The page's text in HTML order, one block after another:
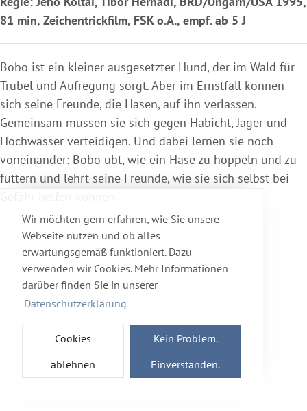
Wir möchten gern erfahren, wie Sie unsere
Webseite nutzen und ob alles
erwartungsgemäß funktioniert. Dazu
verwenden wir Cookies. Mehr Informationen
darüber finden Sie in unserer
Datenschutzerklärung
Cookies
ablehnen
Kein Problem.
Einverstanden.
81 min, Zeichentrickfilm, FSK o.A., empf. ab 5 J
Bobo ist ein kleiner ausgesetzter Hund, der im Wald für
Trubel und Aufregung sorgt. Aber im Ernstfall können
sich seine Freunde, die Hasen, auf ihn verlassen.
Gemeinsam müssen sie sich gegen Habicht, Jäger und
Hochwasser verteidigen. Und dabei lernen sie noch
voneinander: Bobo übt, wie ein Hase zu hoppeln und zu
futtern und lehrt seine Freunde, wie sie sich selbst bei